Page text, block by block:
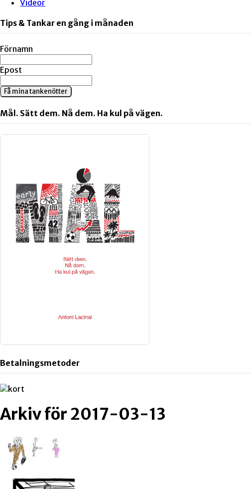
Videor
Tips & Tankar en gång i månaden
Förnamn
Epost
Få mina tankenötter
Mål. Sätt dem. Nå dem. Ha kul på vägen.
Betalningsmetoder
Arkiv för 2017-03-13